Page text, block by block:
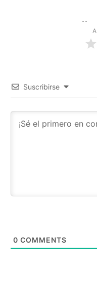
Suscribirse
0 COMMENTS